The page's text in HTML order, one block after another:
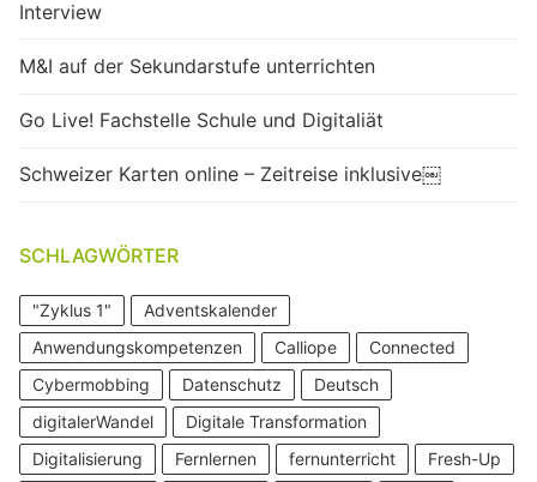
Interview
M&I auf der Sekundarstufe unterrichten
Go Live! Fachstelle Schule und Digitaliät
Schweizer Karten online – Zeitreise inklusive￼
SCHLAGWÖRTER
"Zyklus 1"
Adventskalender
Anwendungskompetenzen
Calliope
Connected
Cybermobbing
Datenschutz
Deutsch
digitalerWandel
Digitale Transformation
Digitalisierung
Fernlernen fernunterricht
Fresh-Up